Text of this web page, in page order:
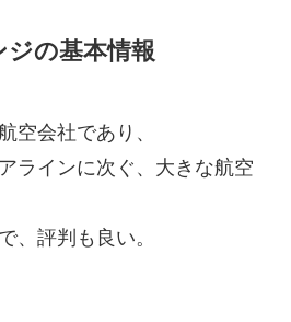
の基本情報
空会社であり、
ラインに次ぐ、大きな航空
、評判も良い。